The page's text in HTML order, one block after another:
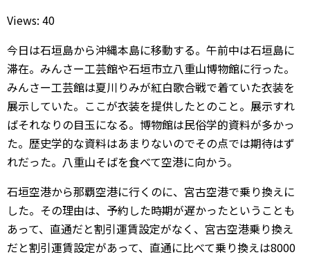
Views: 40
今日は石垣島から沖縄本島に移動する。午前中は石垣島に
滞在。みんさー工芸館や石垣市立八重山博物館に行った。
みんさー工芸館は夏川りみが紅白歌合戦で着ていた衣装を
展示していた。ここが衣装を提供したとのこと。展示すれ
ばそれなりの目玉になる。博物館は民俗学的資料が多かっ
た。歴史学的な資料はあまりないのでその点では期待はず
れだった。八重山そばを食べて空港に向かう。
石垣空港から那覇空港に行くのに、宮古空港で乗り換えに
した。その理由は、予約した時期が遅かったということも
あって、直通だと割引運賃設定がなく、宮古空港乗り換え
だと割引運賃設定があって、直通に比べて乗り換えは8000